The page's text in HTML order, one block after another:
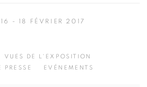
- 18 FÉVRIER 2017
VUES DE L'EXPOSITION
PRESSE
EVÉNEMENTS